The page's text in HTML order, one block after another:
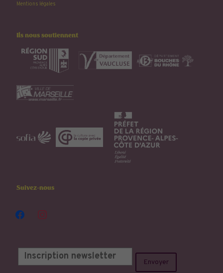
Mentions légales
Ils nous soutiennent
Suivez-nous
facebookinstagram